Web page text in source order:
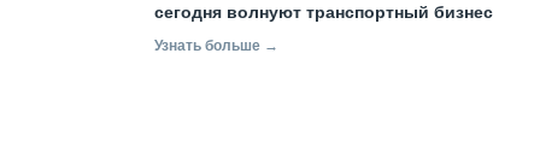
сегодня волнуют транспортный бизнес
Узнать больше →